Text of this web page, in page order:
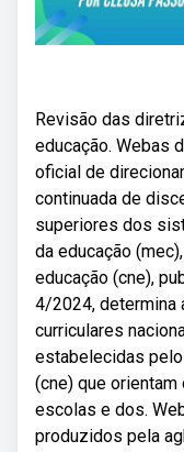
Revisão das
educação. Webas
oficial de
continuada de
superiores dos
da educação
educação (cne),
4/2024, determina
curriculares
estabelecidas
(cne) que orientam
escolas e dos.
produzidos pela